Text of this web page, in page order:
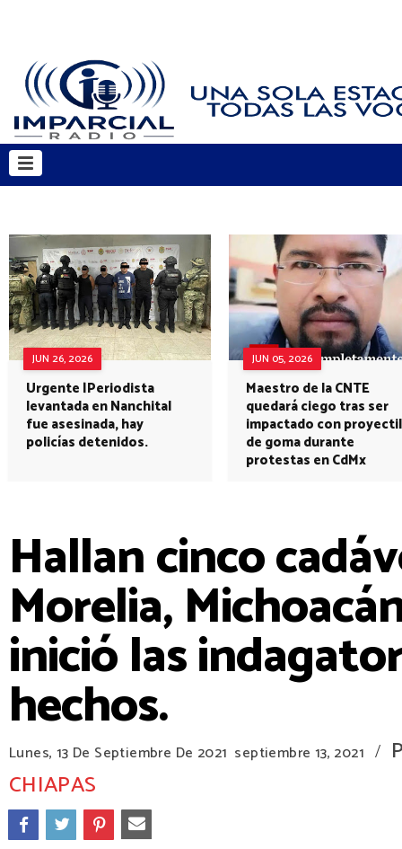
JUN 26, 2026
Urgente |Periodista
levantada en Nanchital
fue asesinada, hay
policías detenidos.
JUN 05, 2026
Maestro de la CNTE
quedará ciego tras ser
impactado con proyectil
de goma durante
protestas en CdMx
Hallan cinco
Morelia,
inició las
hechos.
Lunes, 13 De Septiembre De 2021 septiembre 13, 2021 /
CHIAPAS